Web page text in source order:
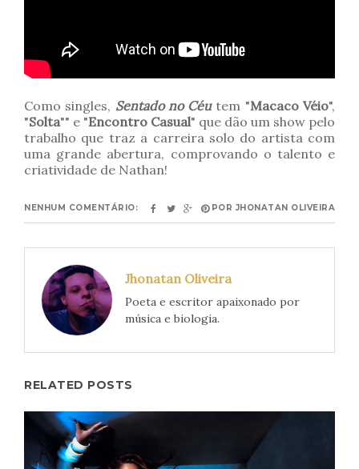
Como singles, Sentado no Céutem "Macaco Véio",
"Solta"" e "Encontro Casual" que dão um show pelo
trabalho que traz a carreira solo do artista com
uma grande abertura, comprovando o talento e
criatividade de Nathan!
NENHUM COMENTÁRIO: POR JHONATAN OLIVEIRA
Jhonatan Oliveira
Poeta e escritor apaixonado por
música e biologia.
RELATED POSTS